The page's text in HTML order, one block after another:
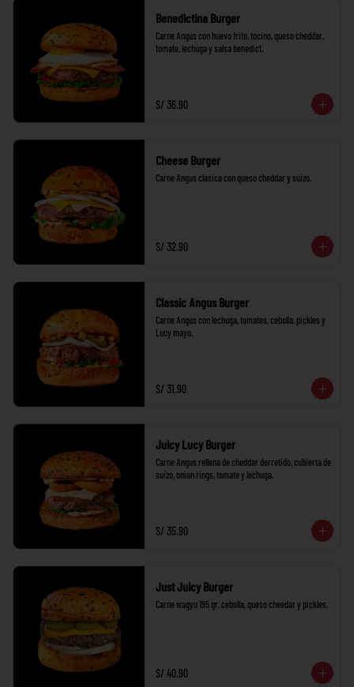
Benedictina Burger
Carne Angus con huevo frito, tocino, queso cheddar,
tomate, lechuga y salsa benedict.
S/ 36.90
Cheese Burger
Carne Angus clásica con queso cheddar y suizo.
S/ 32.90
Classic Angus Burger
Carne Angus con lechuga, tomates, cebolla, pickles y
Lucy mayo.
S/ 31.90
Juicy Lucy Burger
Carne Angus rellena de cheddar derretido, cubierta de
suizo, onion rings, tomate y lechuga.
S/ 35.90
Just Juicy Burger
Carne wagyu 195 gr, cebolla, queso cheedar y pickles.
S/ 40.90